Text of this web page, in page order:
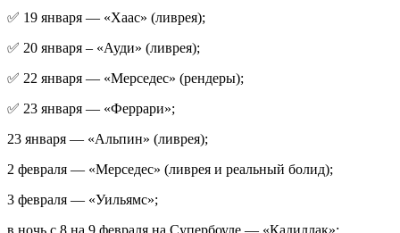
✅ 19 января — «Хаас» (ливрея);
✅ 20 января – «Ауди» (ливрея);
✅ 22 января — «Мерседес» (рендеры);
✅ 23 января — «Феррари»;
23 января — «Альпин» (ливрея);
2 февраля — «Мерседес» (ливрея и реальный болид);
3 февраля — «Уильямс»;
в ночь с 8 на 9 февраля на Супербоуле — «Кадиллак»;